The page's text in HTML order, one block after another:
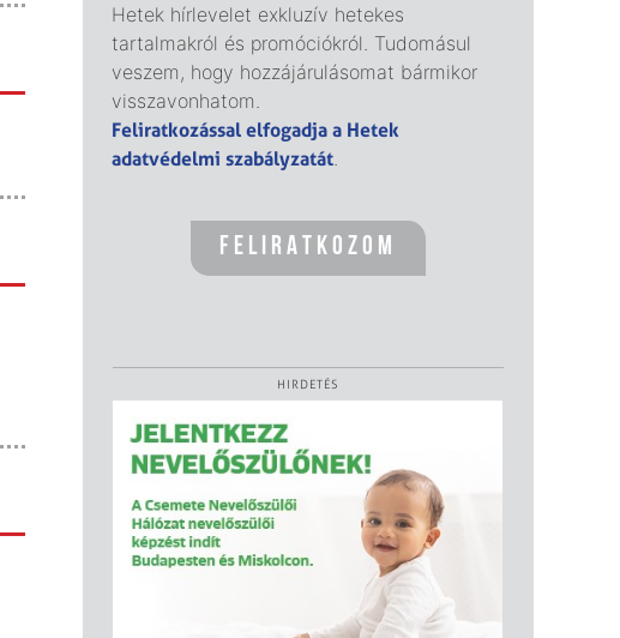
Hetek hírlevelet exkluzív hetekes
tartalmakról és promóciókról. Tudomásul
veszem, hogy hozzájárulásomat bármikor
visszavonhatom.
Feliratkozással elfogadja a Hetek
adatvédelmi szabályzatát.
HIRDETÉS